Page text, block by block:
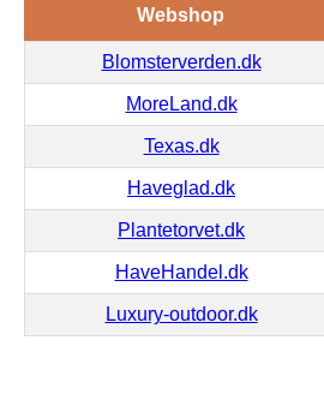
Webshop
Blomsterverden.dk
MoreLand.dk
Texas.dk
Haveglad.dk
Plantetorvet.dk
HaveHandel.dk
Luxury-outdoor.dk